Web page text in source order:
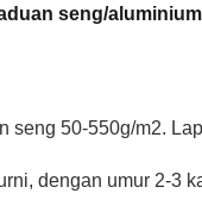
seng/
seng 50-550g/m2.
dengan umur 2-3